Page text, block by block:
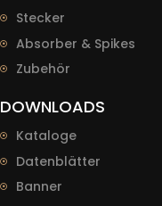
Stecker
Absorber & Spikes
Zubehör
DOWNLOADS
Kataloge
Datenblätter
Banner